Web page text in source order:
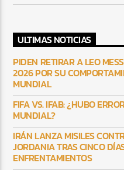
ULTIMAS NOTICIAS
PIDEN RETIRAR A LEO
2026 POR SU
MUNDIAL
FIFA VS. IFAB: ¿HUBO
MUNDIAL?
IRÁN LANZA MISILES
JORDANIA TRAS CINCO
ENFRENTAMIENTOS